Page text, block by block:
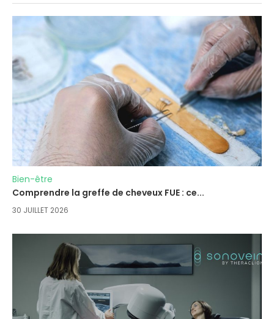
Bien-être
Comprendre la greffe de cheveux FUE : ce...
30 JUILLET 2026